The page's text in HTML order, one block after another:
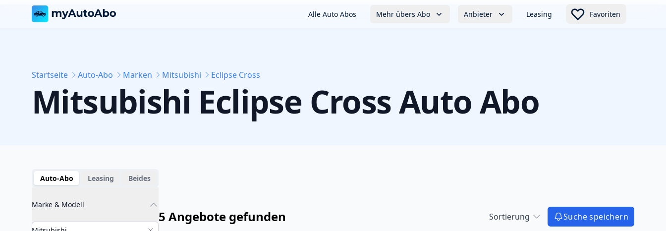
Alle Auto Abos Mehr übers Abo Anbieter Leasing Favoriten
Startseite Auto-Abo Marken Mitsubishi Eclipse Cross
Mitsubishi Eclipse CrossAuto Abo
Auto-Abo Leasing Beides
Marke & Modell
5 Angebote gefunden Sortierung Suche speichern